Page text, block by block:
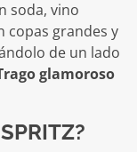
soda, vino
copas grandes y
de un lado
glamoroso